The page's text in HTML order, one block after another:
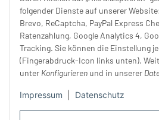
folgender Dienste auf unserer
Brevo, ReCaptcha, PayPal Express
Ratenzahlung, Google Analytics 4,
Tracking. Sie können die Einstellung
(Fingerabdruck-Icon links unten).
unter Konfigurieren und in unserer
Impressum Datenschutz
Unser Service
Rechtliches